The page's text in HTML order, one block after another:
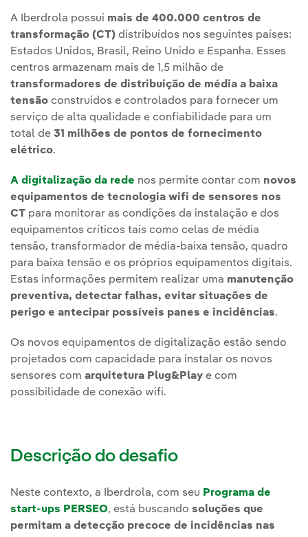
A Iberdrola possui mais de 400.000 centros de
transformação (CT) distribuídos nos seguintes países:
Estados Unidos, Brasil, Reino Unido e Espanha. Esses
centros armazenam mais de 1,5 milhão de
transformadores de distribuição de média a baixa
tensão construídos e controlados para fornecer um
serviço de alta qualidade e confiabilidade para um
total de 31 milhões de pontos de fornecimento
elétrico.
A digitalização da rede nos permite contar com novos
equipamentos de tecnologia wifi de sensores nos
CT para monitorar as condições da instalação e dos
equipamentos críticos tais como celas de média
tensão, transformador de média-baixa tensão, quadro
para baixa tensão e os próprios equipamentos digitais.
Estas informações permitem realizar uma manutenção
preventiva, detectar falhas, evitar situações de
perigo e antecipar possíveis panes e incidências.
Os novos equipamentos de digitalização estão sendo
projetados com capacidade para instalar os novos
sensores com arquitetura Plug&Play e com
possibilidade de conexão wifi.
Descrição do desafio
Neste contexto, a Iberdrola, com seu Programa de
start-ups PERSEO, está buscando soluções que
permitam a detecção precoce de incidências nas